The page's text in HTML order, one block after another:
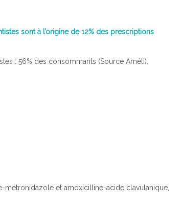
sont à l’origine de 12% des prescriptions
: 56% des consommants (Source Améli).
métronidazole et amoxicilline-acide clavulanique,